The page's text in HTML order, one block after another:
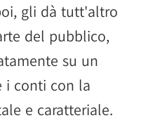
gli dà tutt'altro
del pubblico,
su un
i conti con la
e caratteriale.